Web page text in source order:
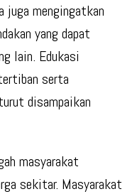
juga mengingatkan
yang dapat
lain. Edukasi
serta
disampaikan
masyarakat
sekitar. Masyarakat